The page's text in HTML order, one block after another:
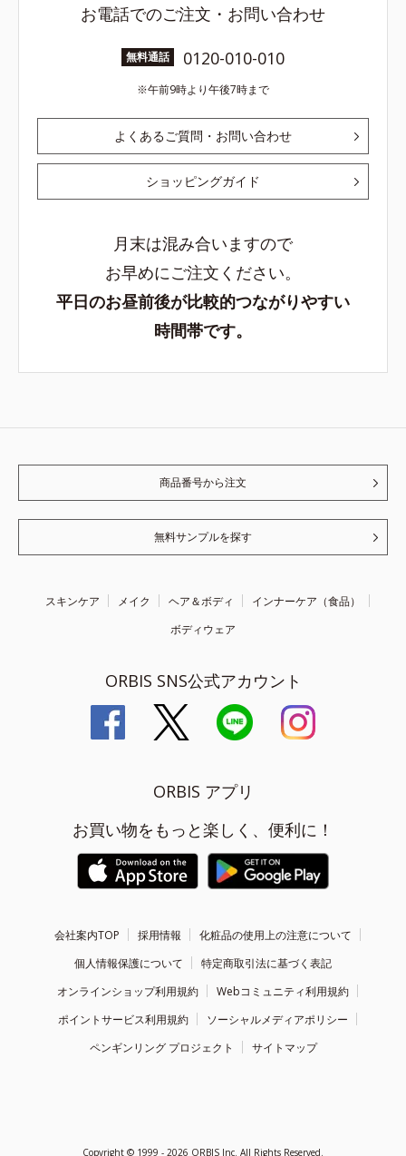
お電話でのご注文・お問い合わせ
無料通話 0120-010-010
午前9時より午後7時まで
よくあるご質問・お問い合わせ
ショッピングガイド
月末は混み合いますので
お早めにご注文ください。
平日のお昼前後が比較的つながりやすい
時間帯です。
商品番号から注文
無料サンプルを探す
スキンケア メイク ヘア＆ボディ
インナーケア（食品）
ボディウェア
ORBIS SNS公式アカウント
ORBIS アプリ
お買い物をもっと楽しく、便利に！
会社案内TOP 採用情報
化粧品の使用上の注意について
個人情報保護について
特定商取引法に基づく表記
オンラインショップ利用規約
Webコミュニティ利用規約
ポイントサービス利用規約
ソーシャルメディアポリシー
ペンギンリング プロジェクト
サイトマップ
Copyright © 1999 - 2026 ORBIS Inc. All Rights Reserved.